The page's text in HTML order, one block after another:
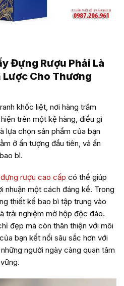
Đựng Rượu Phải Là
Cho Thương
khốc liệt, nơi hàng trăm
trên một kệ hàng, điều gì
lựa chọn sản phẩm của bạn
ở ấn tượng đầu tiên, và ấn
bì.
rượu cao cấp có thể giúp
nhuận một cách đáng kể. Trong
thiết kế bao bì tập trung vào
trải nghiệm mở hộp độc đáo.
đẹp mà còn thân thiện với môi
bạn kết nối sâu sắc hơn với
người ngày càng quan tâm